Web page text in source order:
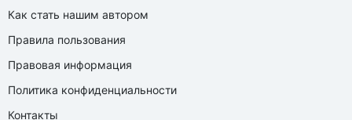
Как стать нашим автором
Правила пользования
Правовая информация
Политика конфиденциальности
Контакты